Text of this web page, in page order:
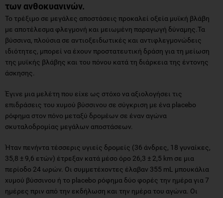
των ανθοκυανινών.
Το τρέξιμο σε μεγάλες αποστάσεις προκαλεί οξεία μυϊκή βλάβη
με αποτέλεσμα φλεγμονή και μειωμένη παραγωγή δύναμης.Τα
βύσσινα, πλούσια σε αντιοξειδωτικές και αντιφλεγμονώδεις
ιδιότητες, μπορεί να έχουν προστατευτική δράση για τη μείωση
της μυϊκής βλάβης και του πόνου κατά τη διάρκεια της έντονης
άσκησης.
Έγινε μια μελέτη που είχε ως στόχο να αξιολογήσει τις
επιδράσεις του χυμού βύσσινου σε σύγκριση με ένα placebo
ρόφημα στον πόνο μεταξύ δρομέων σε έναν αγώνα
σκυταλοδρομίας μεγάλων αποστάσεων.
Ήταν πενήντα τέσσερις υγιείς δρομείς (36 άνδρες, 18 γυναίκες,
35,8 ± 9,6 ετών) έτρεξαν κατά μέσο όρο 26,3 ± 2,5 km σε μια
περίοδο 24 ωρών. Οι συμμετέχοντες έλαβαν 355 mL μπουκάλια
χυμού βύσσινου ή το placebo ρόφημα δύο φορές την ημέρα για 7
ημέρες πριν από την εκδήλωση και την ημέρα του αγώνα. Οι